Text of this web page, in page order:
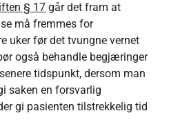
§ 17 går det fram at
må fremmes for
uker før det tvungne vernet
også behandle begjæringer
tidspunkt, dersom man
saken en forsvarlig
gi pasienten tilstrekkelig tid